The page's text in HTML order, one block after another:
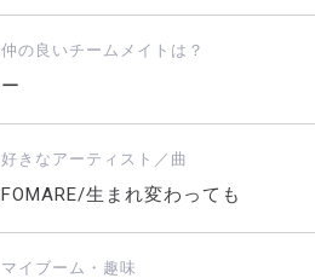
仲の良いチームメイトは？
ー
好きなアーティスト／曲
FOMARE/生まれ変わっても
マイブーム・趣味